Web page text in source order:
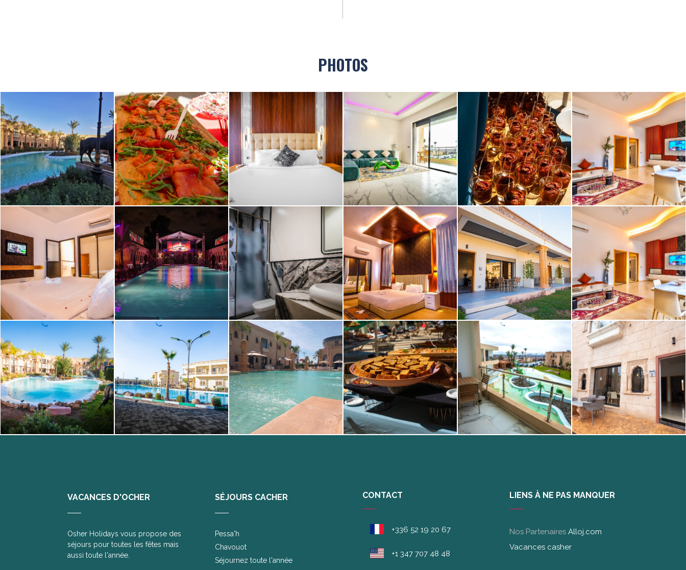
PHOTOS
VACANCES D'OCHER
Osher Holidays vous propose des
séjours pour toutes les fêtes mais
aussi toute l'année.
SÉJOURS CACHER
Pessa'h
Chavouot
Séjournez toute l'année
CONTACT
+336 52 19 20 67
+1 347 707 48 48
LIENS À NE PAS MANQUER
Nos PartenairesAlloj.com
Vacances casher